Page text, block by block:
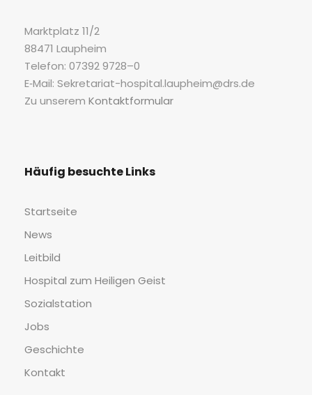
Markt­platz 11/2
88471 Laupheim
Tele­fon: 07392 9728–0
E‑Mail: Sekretariat-hospital.laupheim@drs.de
Zu unse­rem Kon­takt­for­mu­lar
Häu­fig besuch­te Links
Start­sei­te
News
Leit­bild
Hos­pi­tal zum Hei­li­gen Geist
Sozi­al­sta­ti­on
Jobs
Geschich­te
Kon­takt